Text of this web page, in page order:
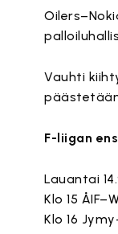
Vauhti
F-liigan
Lauantai
Klo 15
Klo 16